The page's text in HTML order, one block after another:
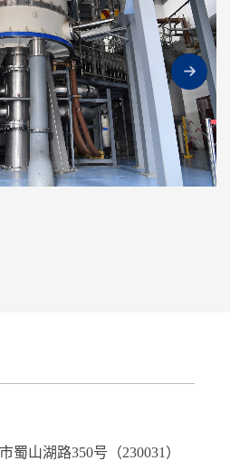
蜀山湖路350号（230031）